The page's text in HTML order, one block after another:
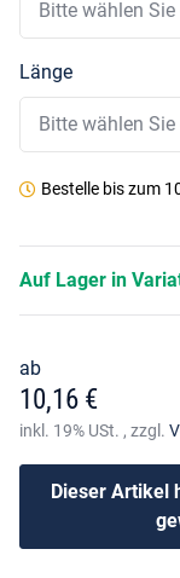
Bitte wählen
Länge
Bitte wählen
Bestelle biszum
Auf Lager in
ab
10,16 €
inkl. 19% USt. , zzgl.
Dieser Artikel